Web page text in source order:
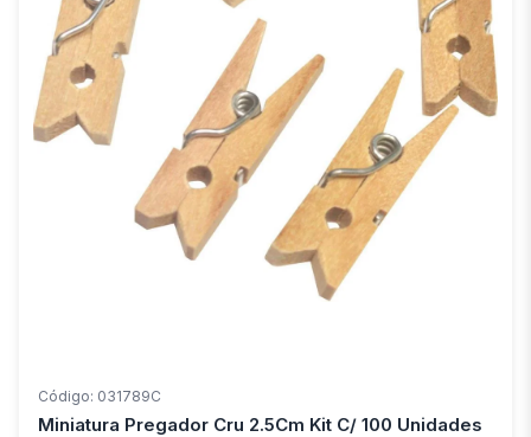
Código: 031789C
Miniatura Pregador Cru 2.5Cm Kit C/ 100 Unidades